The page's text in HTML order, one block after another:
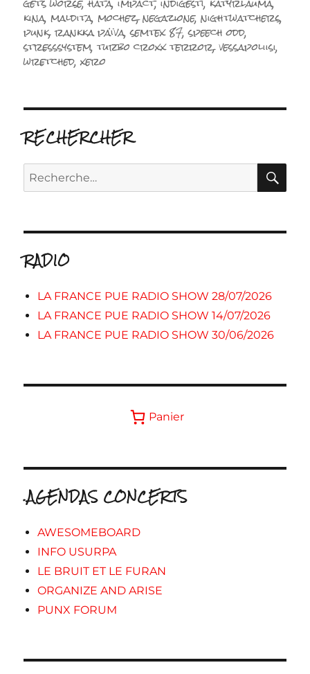
kina,maldita,mochez,negazione,nightwatchers,
punk,rankka païva,semtex 87,speech odd,
stresssystem,turbo croxx terror,vessapoliisi,
wretched,xero
RECHERCHER
Recherche
pour :
RADIO
LA FRANCE PUE RADIO SHOW 28/07/2026
LA FRANCE PUE RADIO SHOW 14/07/2026
LA FRANCE PUE RADIO SHOW 30/06/2026
Panier
.AGENDAS CONCERTS
AWESOMEBOARD
INFO USURPA
LE BRUIT ET LE FURAN
ORGANIZE AND ARISE
PUNX FORUM